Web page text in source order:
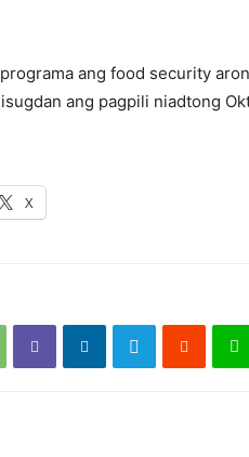
ang food security
ang pagpili niadtong
X